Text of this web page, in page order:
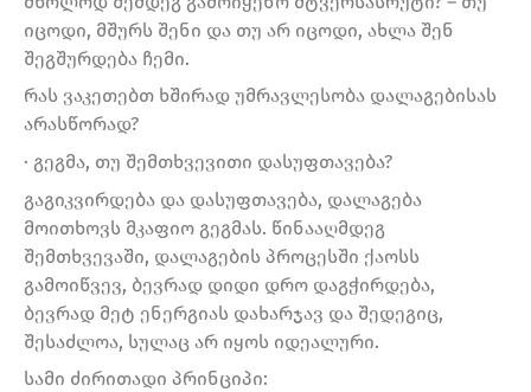
იცოდი, მშურს შენი და თუ არ იცოდი, ახლა შენ
შეგშურდება ჩემი.
რას ვაკეთებთ ხშირად უმრავლესობა დალაგებისას
არასწორად?
· გეგმა, თუ შემთხვევითი დასუფთავება?
გაგიკვირდება და დასუფთავება, დალაგება
მოითხოვს მკაფიო გეგმას. წინააღმდეგ
შემთხვევაში, დალაგების პროცესში ქაოსს
გამოიწვევ, ბევრად დიდი დრო დაგჭირდება,
ბევრად მეტ ენერგიას დახარჯავ და შედეგიც,
შესაძლოა, სულაც არ იყოს იდეალური.
სამი ძირითადი პრინციპი: